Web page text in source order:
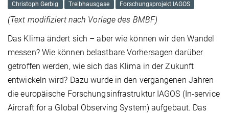
Christoph Gerbig
Treibhausgase Forschungsprojekt IAGOS
(Text modifiziert nach Vorlage des BMBF)
Das Klima ändert sich – aber wie können wir den Wandel
messen? Wie können belastbare Vorhersagen darüber
getroffen werden, wie sich das Klima in der Zukunft
entwickeln wird? Dazu wurde in den vergangenen Jahren
die europäische Forschungsinfrastruktur IAGOS (In-service
Aircraft for a Global Observing System) aufgebaut. Das